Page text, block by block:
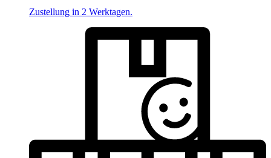
Zustellung in 2 Werktagen.